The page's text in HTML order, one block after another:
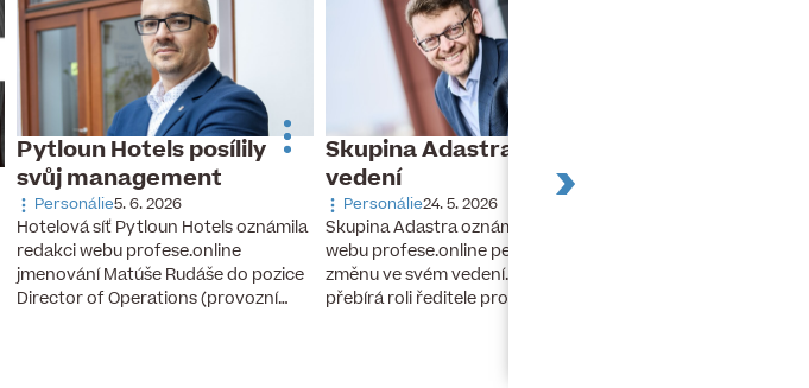
Pytloun Hotels posílily
svůj management
Personálie5. 6. 2026
Hotelová síť Pytloun Hotels oznámila
redakci webu profese.online
jmenování Matúše Rudáše do pozice
Director of Operations (provozní…
Skupina Adastra mění své
vedení
Personálie24. 5. 2026
Skupina Adastra oznámila redakci
webu profese.online personální
změnu ve svém vedení. Petr Zelenka
přebírá roli ředitele pro umělou…